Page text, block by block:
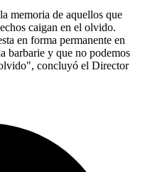
memoria de aquellos que
caigan en el olvido.
en forma permanente en
barbarie y que no podemos
concluyó el Director